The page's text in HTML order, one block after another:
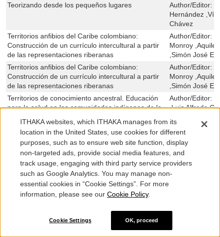
Teorizando desde los pequeños lugares
Author/Editor:
Hernández
Chávez
Territorios anfibios del Caribe colombiano:
Construcción de un currículo intercultural a partir
de las representaciones riberanas
Author/Editor:
Monroy
,Simón José
Territorios anfibios del Caribe colombiano:
Construcción de un currículo intercultural a partir
de las representaciones riberanas
Author/Editor:
Monroy
,Simón José
Territorios de conocimiento ancestral. Educación
para la salud en las comunidades indígenas de la
Author/Editor:
,Luis Alfredo
Tres para una mesa (cuentos)
Author/Editor:
,Guillermo
Un acercamiento a la metacognición y la
comprensión lectora en estudiantes universitarios
de México y Colombia
Author/Editor:
Ceballos,Ligia
Una generación emboscada: la emergencia de la
poesía testimonial frente a la violencia en
Una voz oculta: trazos, letras y poemas
Galvis
ITHAKA websites, which ITHAKA manages from its
location in the United States, use cookies for different
purposes, such as to ensure web site function, display
non-targeted ads, provide social media features, and
track usage, engaging with third party service providers
such as Google Analytics. You may manage non-
essential cookies in “Cookie Settings”. For more
information, please see our Cookie Policy.
Cookie Settings OK, proceed